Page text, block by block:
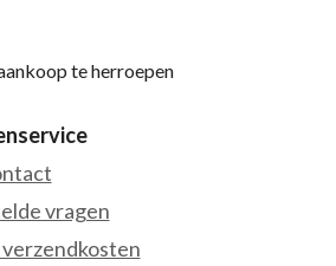
te herroepen
vragen